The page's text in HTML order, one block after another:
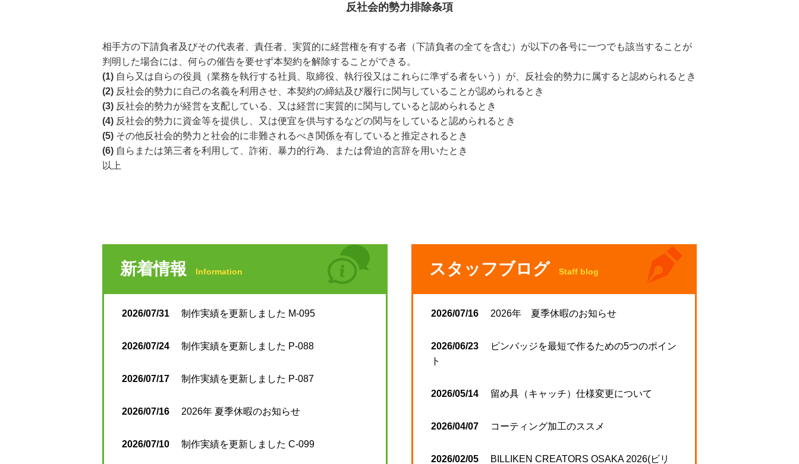
反社会的勢力排除条項
相手方の下請負者及びその代表者、責任者、実質的に経営権を有する者（下請負者の全てを含む）が以下の各号に一つでも該当することが
判明した場合には、何らの催告を要せず本契約を解除することができる。
(1) 自ら又は自らの役員（業務を執行する社員、取締役、執行役又はこれらに準ずる者をいう）が、反社会的勢力に属すると認められるとき
(2) 反社会的勢力に自己の名義を利用させ、本契約の締結及び履行に関与していることが認められるとき
(3) 反社会的勢力が経営を支配している、又は経営に実質的に関与していると認められるとき
(4) 反社会的勢力に資金等を提供し、又は便宜を供与するなどの関与をしていると認められるとき
(5) その他反社会的勢力と社会的に非難されるべき関係を有していると推定されるとき
(6) 自らまたは第三者を利用して、詐術、暴力的行為、または脅迫的言辞を用いたとき
以上
新着情報 Information
2026/07/31 制作実績を更新しました M-095
2026/07/24 制作実績を更新しました P-088
2026/07/17 制作実績を更新しました P-087
2026/07/16 2026年 夏季休暇のお知らせ
2026/07/10 制作実績を更新しました C-099
スタッフブログ Staff blog
2026/07/16 2026年 夏季休暇のお知らせ
2026/06/23
ピンバッジを最短で作るための5つのポイン
ト
2026/05/14 留め具（キャッチ）仕様変更について
2026/04/07 コーティング加工のススメ
2026/02/05 BILLIKEN CREATORS OSAKA 2026(ビリ